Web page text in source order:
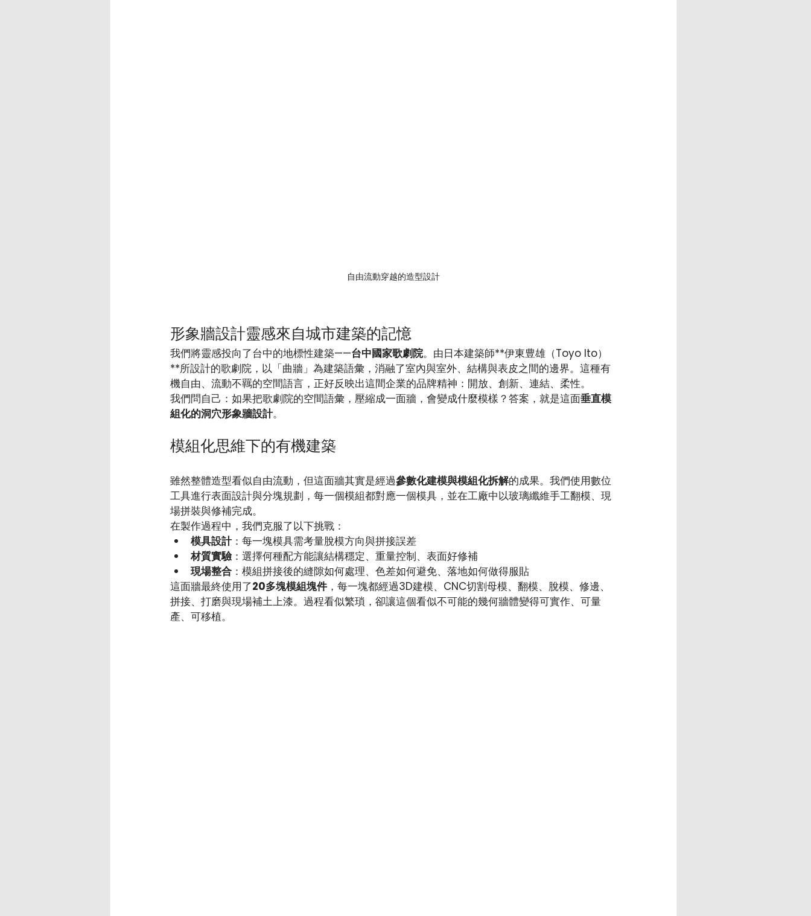
自由流動穿越的造型設計
形象牆設計靈感來自城市建築的記憶
我們將靈感投向了台中的地標性建築——台中國家歌劇院。由日本建築師**伊東豊雄（Toyo Ito）
**所設計的歌劇院，以「曲牆」為建築語彙，消融了室內與室外、結構與表皮之間的邊界。這種有
機自由、流動不羈的空間語言，正好反映出這間企業的品牌精神：開放、創新、連結、柔性。
我們問自己：如果把歌劇院的空間語彙，壓縮成一面牆，會變成什麼模樣？答案，就是這面垂直模
組化的洞穴形象牆設計。
模組化思維下的有機建築
雖然整體造型看似自由流動，但這面牆其實是經過參數化建模與模組化拆解的成果。我們使用數位
工具進行表面設計與分塊規劃，每一個模組都對應一個模具，並在工廠中以玻璃纖維手工翻模、現
場拼裝與修補完成。
在製作過程中，我們克服了以下挑戰：
模具設計：每一塊模具需考量脫模方向與拼接誤差
材質實驗：選擇何種配方能讓結構穩定、重量控制、表面好修補
現場整合 ：模組拼接後的縫隙如何處理、色差如何避免、落地如何做得服貼
這面牆最終使用了20多塊模組塊件 ，每一塊都經過3D建模、CNC切割母模、翻模、脫模、修邊、
拼接、打磨與現場補土上漆。過程看似繁瑣，卻讓這個看似不可能的幾何牆體變得可實作、可量
產、可移植。